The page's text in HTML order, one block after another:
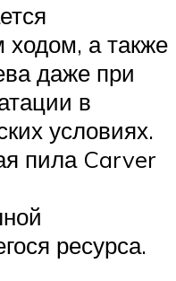
ходом, а также
даже при
в
условиях.
пила Carver
ресурса.